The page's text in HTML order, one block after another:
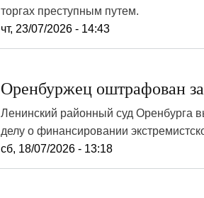
торгах преступным путем.
чт, 23/07/2026 - 14:43
Оренбуржец оштрафован
Ленинский районный суд Оренбурга
делу о финансировании
сб, 18/07/2026 - 13:18